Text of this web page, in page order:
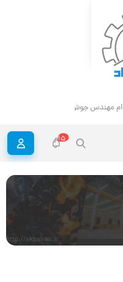
مهندس جوش
15
http://akpairan.ir